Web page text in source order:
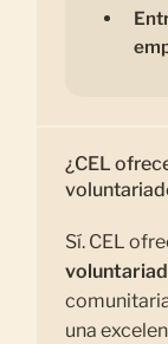
¿CEL
Sí. CEL
una